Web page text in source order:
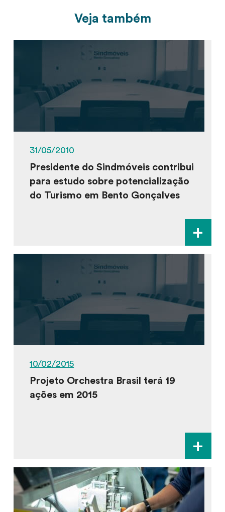
Veja também
31/05/2010
Presidente do Sindmóveis contribui
para estudo sobre potencialização
do Turismo em Bento Gonçalves
+
10/02/2015
Projeto Orchestra Brasil terá 19
ações em 2015
+